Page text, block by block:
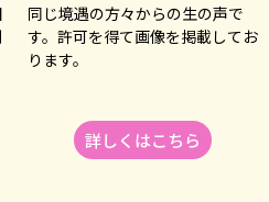
同じ境遇の⽅々からの⽣の声で
す。許可を得て画像を掲載してお
ります。
詳しくはこちら